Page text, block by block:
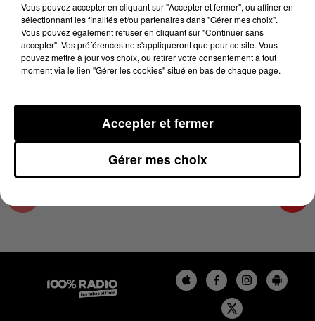
29 mai 2026 - 4 min 11 sec
LES INFOS DE L'AUDE DU 29/05/2026 À
06H59
Les infos de l'Aude
Vous pouvez accepter en cliquant sur "Accepter et fermer", ou affiner en
sélectionnant les finalités et/ou partenaires dans "Gérer mes choix".
Vous pouvez également refuser en cliquant sur "Continuer sans
accepter". Vos préférences ne s'appliqueront que pour ce site. Vous
pouvez mettre à jour vos choix, ou retirer votre consentement à tout
moment via le lien "Gérer les cookies" situé en bas de chaque page.
Gérer mes choix
Accepter et fermer